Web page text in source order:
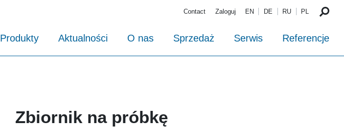
Contact Zaloguj EN DE RU PL
Produkty Aktualności O nas Sprzedaż Serwis Referencje
Zbiornik na próbkę